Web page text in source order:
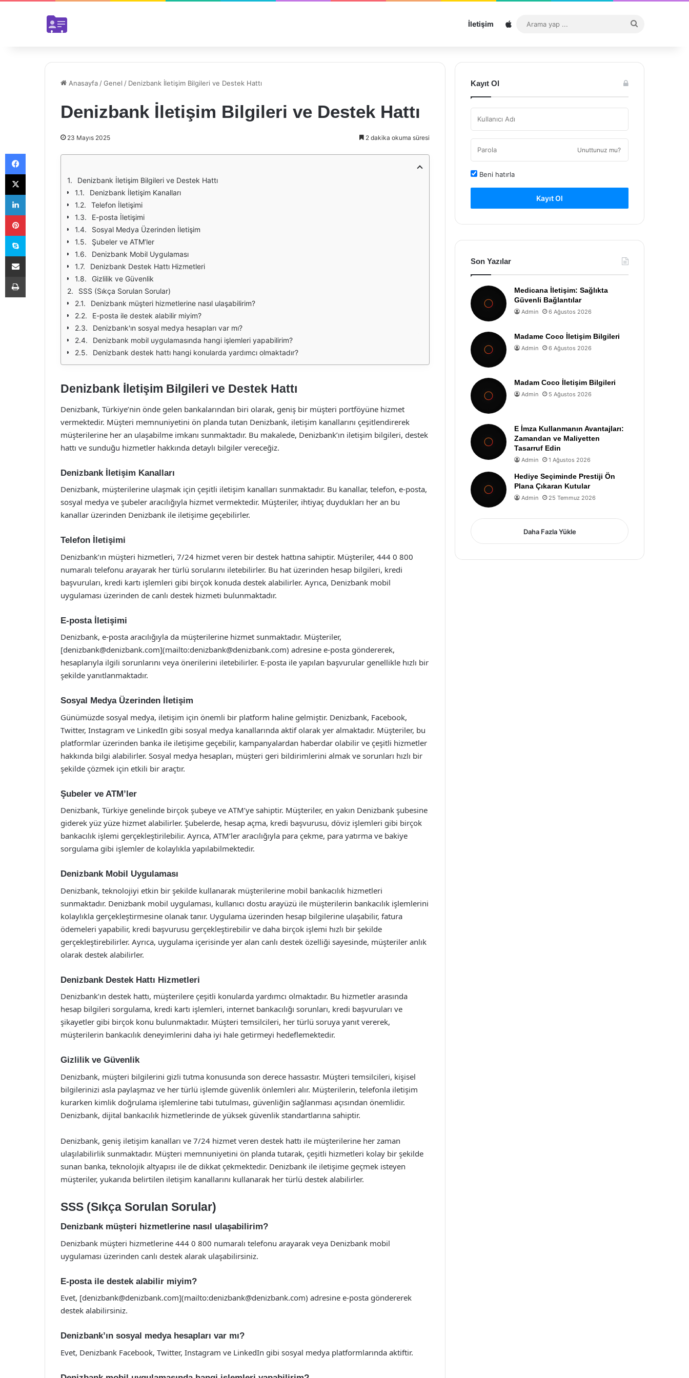
İletişim Sitemap
...
Anasayfa /Genel / Denizbank İletişim Bilgileri ve Destek Hattı
Denizbank İletişim Bilgileri ve Destek Hattı
23 Mayıs 2025 2 dakika okuma süresi
Denizbank İletişim Bilgileri ve Destek Hattı
Denizbank İletişim Kanalları
Telefon İletişimi
E-posta İletişimi
Sosyal Medya Üzerinden İletişim
Şubeler ve ATM’ler
Denizbank Mobil Uygulaması
Denizbank Destek Hattı Hizmetleri
Gizlilik ve Güvenlik
SSS (Sıkça Sorulan Sorular)
Denizbank müşteri hizmetlerine nasıl ulaşabilirim?
E-posta ile destek alabilir miyim?
Denizbank'ın sosyal medya hesapları var mı?
Denizbank mobil uygulamasında hangi işlemleri yapabilirim?
Denizbank destek hattı hangi konularda yardımcı olmaktadır?
Denizbank İletişim Bilgileri ve Destek Hattı
Denizbank, Türkiye’nin önde gelen bankalarından biri olarak, geniş bir müşteri portföyüne hizmet
vermektedir. Müşteri memnuniyetini ön planda tutan Denizbank, iletişim kanallarını çeşitlendirerek
müşterilerine her an ulaşabilme imkanı sunmaktadır. Bu makalede, Denizbank’ın iletişim bilgileri, destek
hattı ve sunduğu hizmetler hakkında detaylı bilgiler vereceğiz.
Denizbank İletişim Kanalları
Denizbank, müşterilerine ulaşmak için çeşitli iletişim kanalları sunmaktadır. Bu kanallar, telefon, e-posta,
sosyal medya ve şubeler aracılığıyla hizmet vermektedir. Müşteriler, ihtiyaç duydukları her an bu
kanallar üzerinden Denizbank ile iletişime geçebilirler.
Telefon İletişimi
Denizbank’ın müşteri hizmetleri, 7/24 hizmet veren bir destek hattına sahiptir. Müşteriler, 444 0 800
numaralı telefonu arayarak her türlü sorularını iletebilirler. Bu hat üzerinden hesap bilgileri, kredi
başvuruları, kredi kartı işlemleri gibi birçok konuda destek alabilirler. Ayrıca, Denizbank mobil
uygulaması üzerinden de canlı destek hizmeti bulunmaktadır.
E-posta İletişimi
Denizbank, e-posta aracılığıyla da müşterilerine hizmet sunmaktadır. Müşteriler,
[denizbank@denizbank.com](mailto:denizbank@denizbank.com) adresine e-posta göndererek,
hesaplarıyla ilgili sorunlarını veya önerilerini iletebilirler. E-posta ile yapılan başvurular genellikle hızlı bir
şekilde yanıtlanmaktadır.
Sosyal Medya Üzerinden İletişim
Günümüzde sosyal medya, iletişim için önemli bir platform haline gelmiştir. Denizbank, Facebook,
Twitter, Instagram ve LinkedIn gibi sosyal medya kanallarında aktif olarak yer almaktadır. Müşteriler, bu
platformlar üzerinden banka ile iletişime geçebilir, kampanyalardan haberdar olabilir ve çeşitli hizmetler
hakkında bilgi alabilirler. Sosyal medya hesapları, müşteri geri bildirimlerini almak ve sorunları hızlı bir
şekilde çözmek için etkili bir araçtır.
Şubeler ve ATM’ler
Denizbank, Türkiye genelinde birçok şubeye ve ATM’ye sahiptir. Müşteriler, en yakın Denizbank şubesine
giderek yüz yüze hizmet alabilirler. Şubelerde, hesap açma, kredi başvurusu, döviz işlemleri gibi birçok
bankacılık işlemi gerçekleştirilebilir. Ayrıca, ATM’ler aracılığıyla para çekme, para yatırma ve bakiye
sorgulama gibi işlemler de kolaylıkla yapılabilmektedir.
Denizbank Mobil Uygulaması
Denizbank, teknolojiyi etkin bir şekilde kullanarak müşterilerine mobil bankacılık hizmetleri
sunmaktadır. Denizbank mobil uygulaması, kullanıcı dostu arayüzü ile müşterilerin bankacılık işlemlerini
kolaylıkla gerçekleştirmesine olanak tanır. Uygulama üzerinden hesap bilgilerine ulaşabilir, fatura
ödemeleri yapabilir, kredi başvurusu gerçekleştirebilir ve daha birçok işlemi hızlı bir şekilde
gerçekleştirebilirler. Ayrıca, uygulama içerisinde yer alan canlı destek özelliği sayesinde, müşteriler anlık
olarak destek alabilirler.
Denizbank Destek Hattı Hizmetleri
Denizbank’ın destek hattı, müşterilere çeşitli konularda yardımcı olmaktadır. Bu hizmetler arasında
hesap bilgileri sorgulama, kredi kartı işlemleri, internet bankacılığı sorunları, kredi başvuruları ve
şikayetler gibi birçok konu bulunmaktadır. Müşteri temsilcileri, her türlü soruya yanıt vererek,
müşterilerin bankacılık deneyimlerini daha iyi hale getirmeyi hedeflemektedir.
Gizlilik ve Güvenlik
Denizbank, müşteri bilgilerini gizli tutma konusunda son derece hassastır. Müşteri temsilcileri, kişisel
bilgilerinizi asla paylaşmaz ve her türlü işlemde güvenlik önlemleri alır. Müşterilerin, telefonla iletişim
kurarken kimlik doğrulama işlemlerine tabi tutulması, güvenliğin sağlanması açısından önemlidir.
Denizbank, dijital bankacılık hizmetlerinde de yüksek güvenlik standartlarına sahiptir.
Denizbank, geniş iletişim kanalları ve 7/24 hizmet veren destek hattı ile müşterilerine her zaman
ulaşılabilirlik sunmaktadır. Müşteri memnuniyetini ön planda tutarak, çeşitli hizmetleri kolay bir şekilde
sunan banka, teknolojik altyapısı ile de dikkat çekmektedir. Denizbank ile iletişime geçmek isteyen
müşteriler, yukarıda belirtilen iletişim kanallarını kullanarak her türlü destek alabilirler.
SSS (Sıkça Sorulan Sorular)
Denizbank müşteri hizmetlerine nasıl ulaşabilirim?
Denizbank müşteri hizmetlerine 444 0 800 numaralı telefonu arayarak veya Denizbank mobil
uygulaması üzerinden canlı destek alarak ulaşabilirsiniz.
E-posta ile destek alabilir miyim?
Evet, [denizbank@denizbank.com](mailto:denizbank@denizbank.com) adresine e-posta göndererek
destek alabilirsiniz.
Denizbank’ın sosyal medya hesapları var mı?
Evet, Denizbank Facebook, Twitter, Instagram ve LinkedIn gibi sosyal medya platformlarında aktiftir.
Kayıt Ol
Unuttunuz mu?
Beni hatırla
Kayıt Ol
Son Yazılar
Medicana İletişim: Sağlıkta
Güvenli Bağlantılar
Admin 6 Ağustos 2026
Madame Coco İletişim Bilgileri
Admin 6 Ağustos 2026
Madam Coco İletişim Bilgileri
Admin 5 Ağustos 2026
E İmza Kullanmanın Avantajları:
Zamandan ve Maliyetten
Tasarruf Edin
Admin 1 Ağustos 2026
Hediye Seçiminde Prestiji Ön
Plana Çıkaran Kutular
Admin 25 Temmuz 2026
Daha Fazla Yükle
Facebook
X
LinkedIn
Pinterest
Skype
E-Posta ile paylaş